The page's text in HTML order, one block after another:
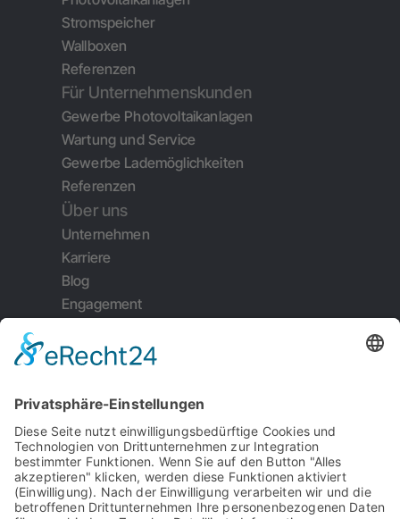
Stromspeicher
Wallboxen
Referenzen
Für Unternehmenskunden
Gewerbe Photovoltaikanlagen
Wartung und Service
Gewerbe Lademöglichkeiten
Referenzen
Über uns
Unternehmen
Karriere
Blog
Engagement
Kontakt
Datenschutz
Serviceauftrag
AGB's